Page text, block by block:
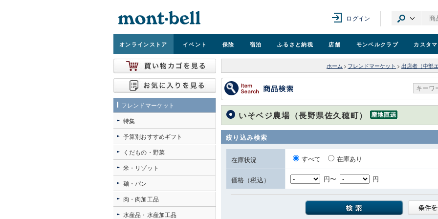
ログイン
オンラインストア イベント 保険 宿泊 ふるさと納税 店舗 モンベルクラブ カスタ
ホーム > フレンドマーケット > 出店者（中部エ
いそベジ農場（長野県佐久穂町）
絞り込み検索
在庫状況 すべて 在庫あり
価格（税込） 円〜 円
フレンドマーケット
特集
予算別おすすめギフト
くだもの・野菜
米・リゾット
麺・パン
肉・肉加工品
水産品・水産加工品